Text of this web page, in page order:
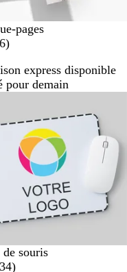
pages
a
i
s
)
express disponible
pour demain
de souris
a
)